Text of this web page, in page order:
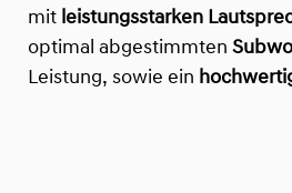
mit leistungsstarken
optimal abgestimmten
Leistung, sowie ein